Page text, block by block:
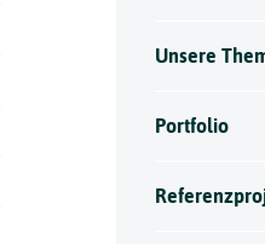
Unsere
Portfolio